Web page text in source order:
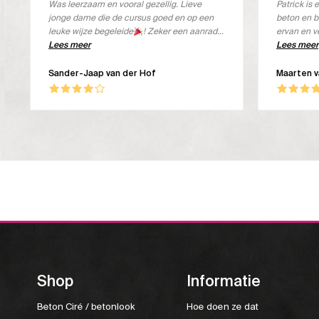
Sander-Jaap van der Hof
Was leerzaam en vooral gezellig. Lieve
jonge dame die de cursus goed en op een
leuke wijze begeleide
! Zeker een aanrader
om deze cursus bij Beton Aparte te volgen.
Lees meer
Maarten
Patrick is
beton en
ervan en
de koffie is
Lees meer
Shop
Beton Ciré / betonlook
Informatie
Hoe doen ze dat